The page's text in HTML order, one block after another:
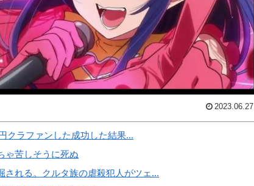
2023.06.27
クラファンした成功した結果...
ゃ苦しそうに死ぬ
れる。クルタ族の虐殺犯人がツェ...